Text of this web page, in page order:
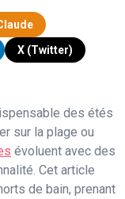
X (Twitter)
des étés
sur la plage ou
évoluent avec des
Cet article
de bain, prenant